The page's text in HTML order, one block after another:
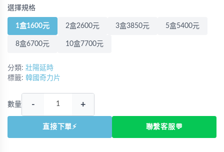
選擇規格
1盒1600元 2盒2600元 3盒3850元 5盒5400元
8盒6700元 10盒7700元
分類: 壯陽延時
標籤: 韓國奇力片
數量 - +
直接下單⚡ 聯繫客服💬